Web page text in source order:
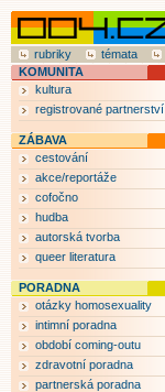
rubriky témata
KOMUNITA
kultura
registrované partnerství
ZÁBAVA
cestování
akce/reportáže
cofočno
hudba
autorská tvorba
queer literatura
PORADNA
otázky homosexuality
intimní poradna
období coming-outu
zdravotní poradna
partnerská poradna